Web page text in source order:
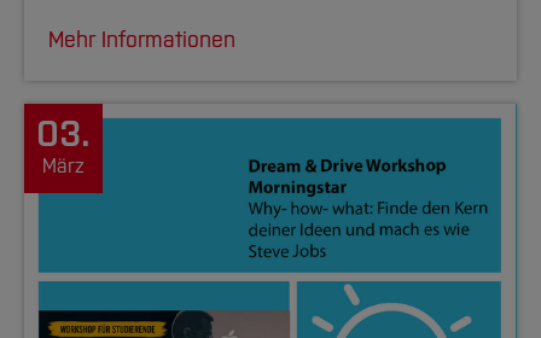
Mehr Informationen
03.
März